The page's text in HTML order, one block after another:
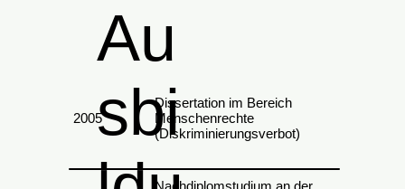
Au
sbi
2005
Dissertation im Bereich
Menschenrechte
(Diskriminierungsverbot)
Nachdiplomstudium an der